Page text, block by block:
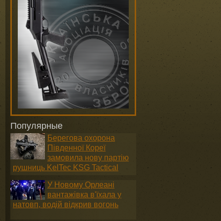
Популярные
Берегова охорона
Південної Кореї
замовила нову партію
рушниць KelTec KSG Tactical
У Новому Орлеані
вантажівка в'їхала у
натовп, водій відкрив вогонь